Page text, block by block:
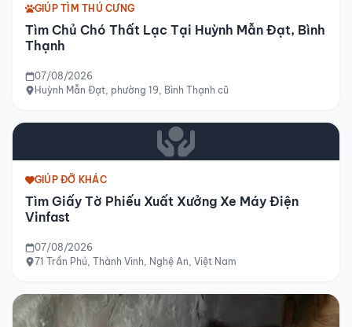
GIÚP TÌM THÚ CƯNG
Tìm Chủ Chó Thất Lạc Tại Huỳnh Mẫn Đạt, Bình
Thạnh
07/08/2026
Huỳnh Mẫn Đạt, phường 19, Bình Thạnh cũ
GIÚP ĐỠ KHÁC
Tìm Giấy Tờ Phiếu Xuất Xưởng Xe Máy Điện
Vinfast
07/08/2026
71 Trần Phú, Thành Vinh, Nghệ An, Việt Nam